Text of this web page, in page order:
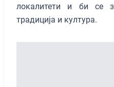
локалитети и би се
традиција и култура.